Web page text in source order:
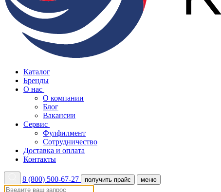
Каталог
Бренды
О нас
О компании
Блог
Вакансии
Сервис
Фулфилмент
Сотрудничество
Доставка и оплата
Контакты
8 (800) 500-67-27 получить прайс меню